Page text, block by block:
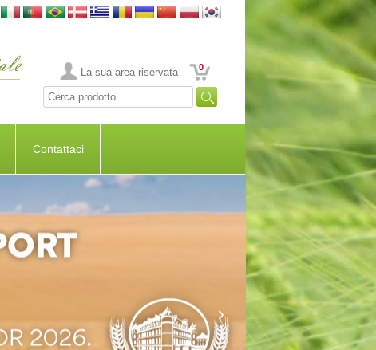
La sua area riservata 0
Contattaci